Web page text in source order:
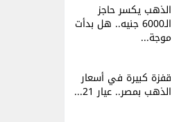
الذهب يكسر حاجز
الـ6000 جنيه.. هل بدأت
موجة...
قفزة كبيرة في أسعار
الذهب بمصر.. عيار 21...